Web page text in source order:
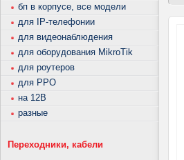
бп в корпусе, все модели
для IP-телефонии
для видеонаблюдения
для оборудования MikroTik
для роутеров
для РРО
на 12В
разные
Переходники, кабели